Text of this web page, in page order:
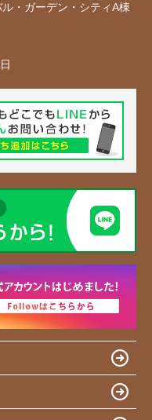
・ガーデン・シティA棟